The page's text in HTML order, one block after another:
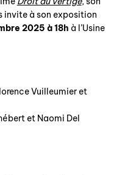
tête
invite à son exposition
2025 à 18h à l’Usine
Vuilleumier et
et Naomi Del